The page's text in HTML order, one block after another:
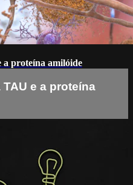
a proteína amilóide
e a proteína